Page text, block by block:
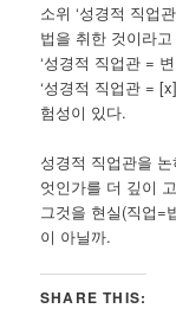
소위 ‘성경적 직업
법을 취한 것이라
‘성경적 직업관 =
‘성경적 직업관 =
험성이 있다.
성경적 직업관을
엇인가를 더 깊이
그것을 현실(직업=
이 아닐까.
SHARE THIS: